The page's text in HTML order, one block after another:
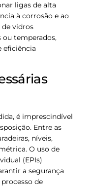
ligas de alta
à corrosão e ao
de vidros
ou temperados,
eficiência
é imprescindível
Entre as
níveis,
O uso de
(EPIs)
a segurança
de